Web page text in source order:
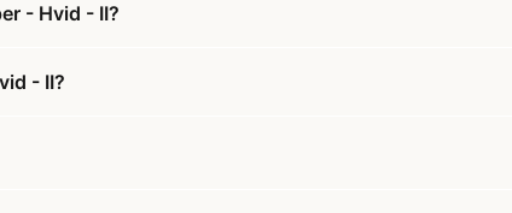
- Hvid - II?
- II?